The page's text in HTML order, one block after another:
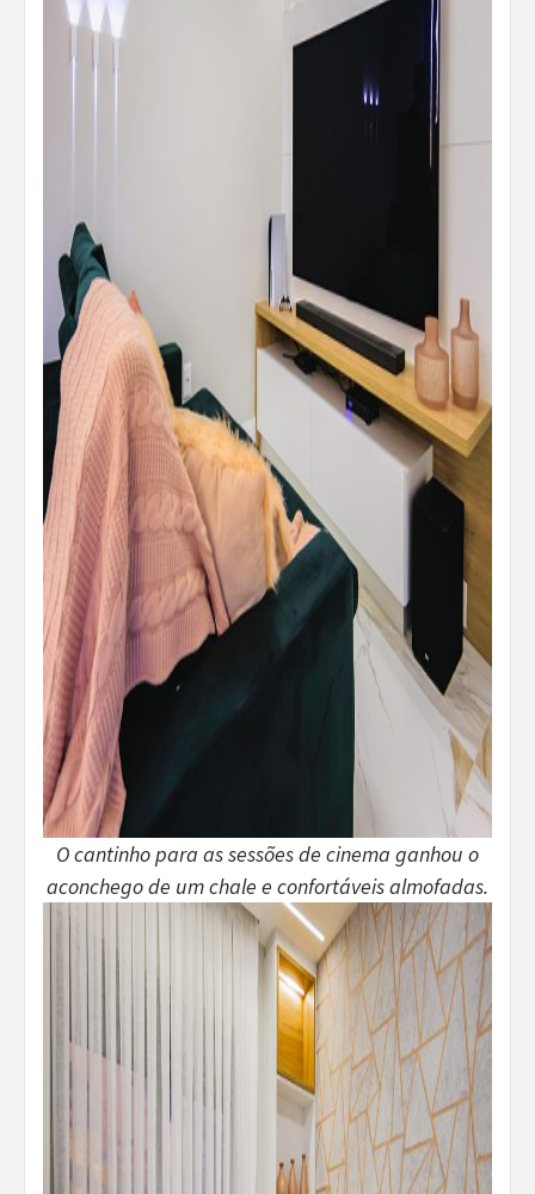
O cantinho para as sessões de cinema ganhou o
aconchego de um chale e confortáveis almofadas.